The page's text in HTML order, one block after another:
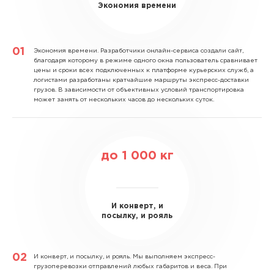
Экономия времени
Экономия времени. Разработчики онлайн-сервиса создали сайт,
благодаря которому в режиме одного окна пользователь сравнивает
цены и сроки всех подключенных к платформе курьерских служб, а
логистами разработаны кратчайшие маршруты экспресс-доставки
грузов. В зависимости от объективных условий транспортировка
может занять от нескольких часов до нескольких суток.
до 1 000 кг
И конверт, и
посылку, и рояль
И конверт, и посылку, и рояль. Мы выполняем экспресс-
грузоперевозки отправлений любых габаритов и веса. При